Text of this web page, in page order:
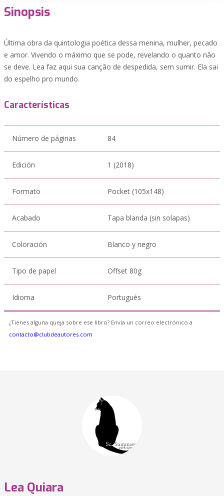
Sinopsis
Última obra da quintologia poética dessa menina, mulher, pecado
e amor. Vivendo o máximo que se pode, revelando o quanto não
se deve. Lea faz aqui sua canção de despedida, sem sumir. Ela sai
do espelho pro mundo.
Características
Número de páginas 84
Edición 1 (2018)
Formato Pocket (105x148)
Acabado Tapa blanda (sin solapas)
Coloración Blanco y negro
Tipo de papel Offset 80g
Idioma Portugués
¿Tienes alguna queja sobre ese libro? Envía un correo electrónico a
contacto@clubdeautores.com
Lea Quiara